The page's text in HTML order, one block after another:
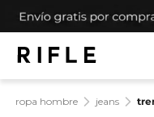
ropa hombre jeans